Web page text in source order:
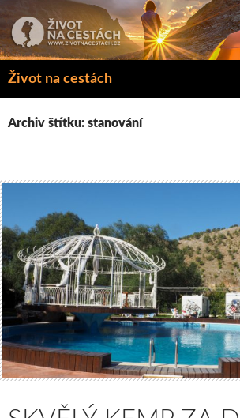
k
obsahu
Život na cestách
Hledat
Archiv štítku: stanování